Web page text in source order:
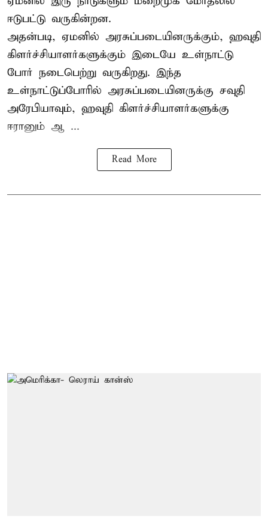
ஈடுபட்டு வருகின்றன.
அதன்படி, ஏமனில் அரசுப்படையினருக்கும், ஹவுதி
கிளர்ச்சியாளர்களுக்கும் இடையே உள்நாட்டு
போர் நடைபெற்று வருகிறது. இந்த
உள்நாட்டுப்போரில் அரசுப்படையினருக்கு சவுதி
அரேபியாவும், ஹவுதி கிளர்ச்சியாளர்களுக்கு
ஈரானும் ஆ ...
Read More